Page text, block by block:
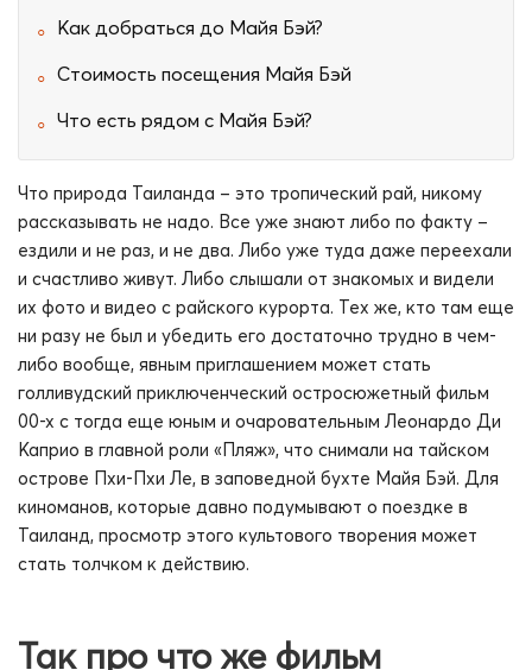
Как добраться до Майя Бэй?
Стоимость посещения Майя Бэй
Что есть рядом с Майя Бэй?
Что природа Таиланда – это тропический рай, никому
рассказывать не надо. Все уже знают либо по факту –
ездили и не раз, и не два. Либо уже туда даже переехали
и счастливо живут. Либо слышали от знакомых и видели
их фото и видео с райского курорта. Тех же, кто там еще
ни разу не был и убедить его достаточно трудно в чем-
либо вообще, явным приглашением может стать
голливудский приключенческий остросюжетный фильм
00-х с тогда еще юным и очаровательным Леонардо Ди
Каприо в главной роли «Пляж», что снимали на тайском
острове Пхи-Пхи Ле, в заповедной бухте Майя Бэй. Для
киноманов, которые давно подумывают о поездке в
Таиланд, просмотр этого культового творения может
стать толчком к действию.
Так про что же фильм